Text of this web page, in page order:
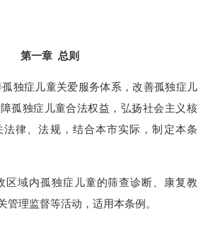
第一章 总则
孤独症儿童关爱服务体系，改善孤独症儿
孤独症儿童合法权益，弘扬社会主义核
律、法规，结合本市实际，制定本条
区域内孤独症儿童的筛查诊断、康复教
管理监督等活动，适用本条例。